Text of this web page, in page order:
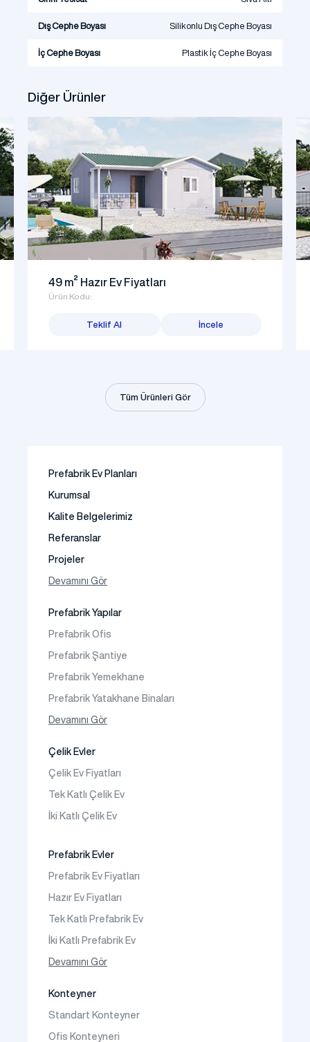
Dış Cephe Boyası Silikonlu Dış Cephe Boyası
İç Cephe Boyası Plastik İç Cephe Boyası
Diğer Ürünler
49 m² Hazır Ev Fiyatları
Ürün Kodu:
Teklif Al İncele
Tüm Ürünleri Gör
Prefabrik Ev Planları
Kurumsal
Kalite Belgelerimiz
Referanslar
Projeler
Fotoğraf Galeri
Devamını Gör
Prefabrik Yapılar
Prefabrik Ofis
Prefabrik Şantiye
Prefabrik Yemekhane
Prefabrik Yatakhane Binaları
Prefabrik Dükkan
Devamını Gör
Çelik Evler
Çelik Ev Fiyatları
Tek Katlı Çelik Ev
İki Katlı Çelik Ev
Prefabrik Evler
Prefabrik Ev Fiyatları
Hazır Ev Fiyatları
Tek Katlı Prefabrik Ev
İki Katlı Prefabrik Ev
Tek Katlı Prefabrik Villa
Devamını Gör
Konteyner
Standart Konteyner
Ofis Konteyneri